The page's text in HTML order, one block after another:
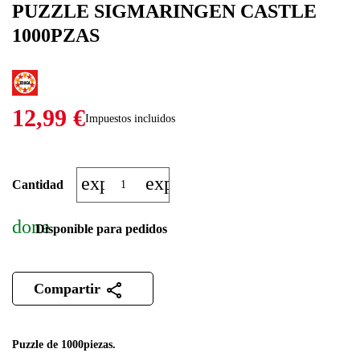
PUZZLE SIGMARINGEN CASTLE
1000PZAS
12,99 €Impuestos incluidos
Puzzle de 1000piezas.
Cantidad expand_moreexpand_less
doneDisponible para pedidos
Compartir